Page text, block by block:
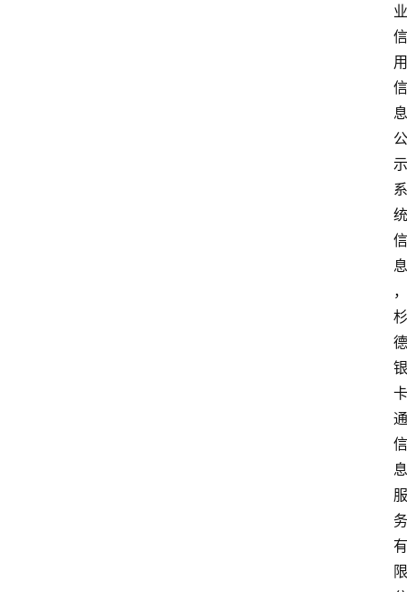
业
信
用
信
息
公
示
系
统
信
息
，
杉
德
银
卡
通
信
息
服
务
有
限